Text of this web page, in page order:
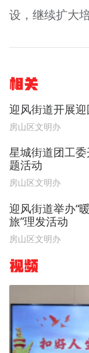
设，继续扩大
相关
迎风街道开展
房山区文明办
星城街道团工
题活动
房山区文明办
迎风街道举办“
旅”理发活动
房山区文明办
视频